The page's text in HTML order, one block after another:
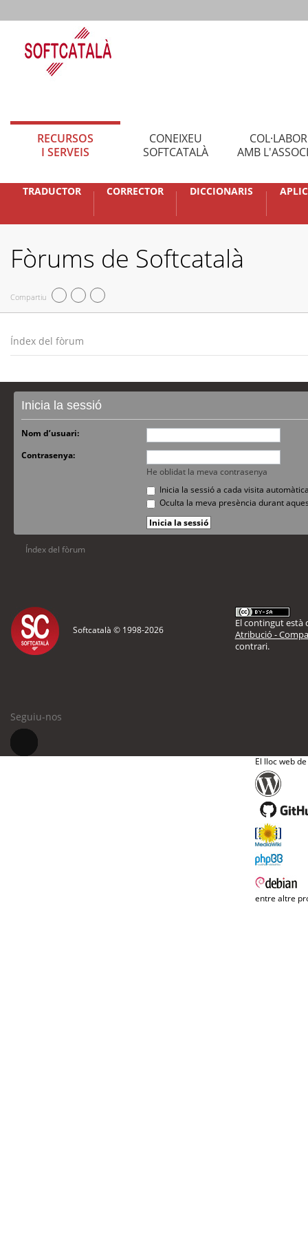
RECURSOS
I SERVEIS
CONEIXEU
SOFTCATALÀ
AMB
TRADUCTOR CORRECTOR DICCIONARIS
Fòrums de Softcatalà
Compartiu
Índex del fòrum
Inicia la sessió
Nom d’usuari:
Contrasenya:
He oblidat la meva contrasenya
Inicia la sessió a cada visita
Oculta la meva presència durant
Índex del fòrum
Softcatalà © 1998-2026
El contingut està
Atribució -
contrari.
Seguiu-nos
El lloc web
entre altre